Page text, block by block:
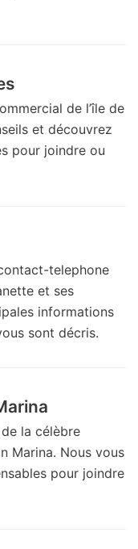
de l’île de
et découvrez
pour joindre ou
telephone
et ses
informations
sont décris.
la célèbre
Marina. Nous vous
pour joindre